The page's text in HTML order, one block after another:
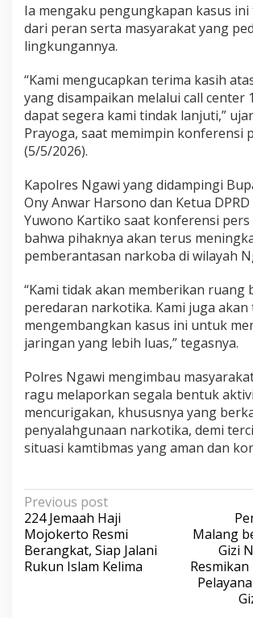
Ia mengaku pengungkapan kasus ini
dari peran serta masyarakat yang
lingkungannya.
“Kami mengucapkan terima kasih
yang disampaikan melalui call center
dapat segera kami tindak lanjuti,”
Prayoga, saat memimpin konferensi
(5/5/2026).
Kapolres Ngawi yang didampingi
Ony Anwar Harsono dan Ketua
Yuwono Kartiko saat konferensi pers
bahwa pihaknya akan terus
pemberantasan narkoba di wilayah
“Kami tidak akan memberikan ruang
peredaran narkotika. Kami juga akan
mengembangkan kasus ini untuk
jaringan yang lebih luas,” tegasnya.
Polres Ngawi mengimbau
ragu melaporkan segala bentuk
mencurigakan, khususnya yang
penyalahgunaan narkotika, demi
situasi kamtibmas yang aman dan
P
o
s
t
Previous post
224 Jemaah Haji
Mojokerto Resmi
Berangkat, Siap Jalani
Rukun Islam Kelima
Malang
Gizi